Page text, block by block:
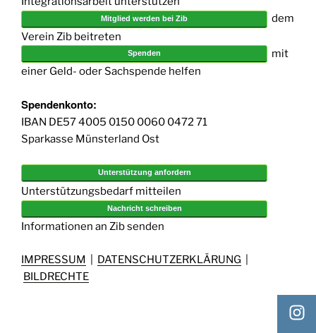
Mitglied werden bei Zib
dem
Verein Zib beitreten
Spenden
mit
einer Geld- oder Sachspende helfen
Spendenkonto:
IBAN DE57 4005 0150 0060 0472 71
Sparkasse Münsterland Ost
Unterstützung anfordern
Unterstützungsbedarf mitteilen
Nachricht schreiben
Informationen an Zib senden
IMPRESSUM DATENSCHUTZERKLÄRUNG
BILDRECHTE